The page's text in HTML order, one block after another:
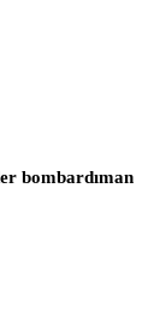
bombardıman